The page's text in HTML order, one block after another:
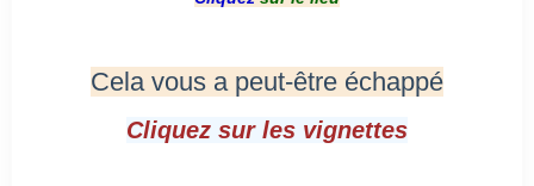
Cela vous a peut-être échappé
Cliquez sur les vignettes